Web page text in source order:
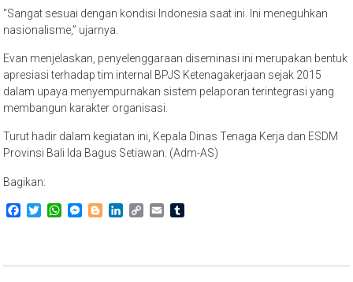
“Sangat sesuai dengan kondisi Indonesia saat ini. Ini meneguhkan
nasionalisme,” ujarnya.
Evan menjelaskan, penyelenggaraan diseminasi ini merupakan bentuk
apresiasi terhadap tim internal BPJS Ketenagakerjaan sejak 2015
dalam upaya menyempurnakan sistem pelaporan terintegrasi yang
membangun karakter organisasi.
Turut hadir dalam kegiatan ini, Kepala Dinas Tenaga Kerja dan ESDM
Provinsi Bali Ida Bagus Setiawan. (Adm-AS)
Bagikan:
Facebook
TwitterWhatsApp
Messenger
BloggerLinkedIn
CopyEmail